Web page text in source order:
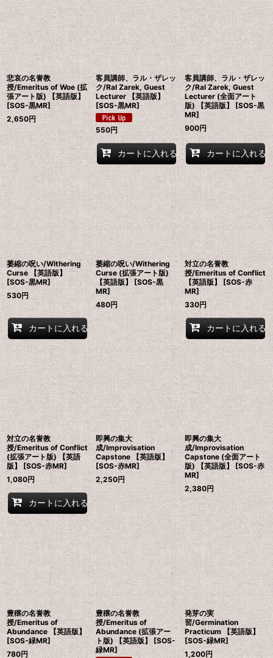
悲哀の名誉教
授/Emeritus of Woe (拡
張アート版) 【英語版】
[SOS-黒MR]
2,650円
客員講師、ラル・ザレッ
ク/Ral Zarek, Guest
Lecturer 【英語版】
[SOS-黒MR]
550円
カートに入れる
客員講師、ラル・ザレッ
ク/Ral Zarek, Guest
Lecturer (全面アート
版) 【英語版】 [SOS-黒
MR]
900円
カートに入れる
萎縮の呪い/Withering
Curse 【英語版】
[SOS-黒MR]
530円
カートに入れる
萎縮の呪い/Withering
Curse (拡張アート版)
【英語版】 [SOS-黒
MR]
480円
対立の名誉教
授/Emeritus of Conflict
【英語版】 [SOS-赤
MR]
330円
カートに入れる
対立の名誉教
授/Emeritus of Conflict
(拡張アート版) 【英語
版】 [SOS-赤MR]
1,080円
カートに入れる
即興の集大
成/Improvisation
Capstone 【英語版】
[SOS-赤MR]
2,250円
即興の集大
成/Improvisation
Capstone (全面アート
版) 【英語版】 [SOS-赤
MR]
2,380円
豊穣の名誉教
授/Emeritus of
Abundance 【英語版】
[SOS-緑MR]
780円
豊穣の名誉教
授/Emeritus of
Abundance (拡張アー
ト版) 【英語版】 [SOS-
緑MR]
発芽の実
習/Germination
Practicum 【英語版】
[SOS-緑MR]
1,200円